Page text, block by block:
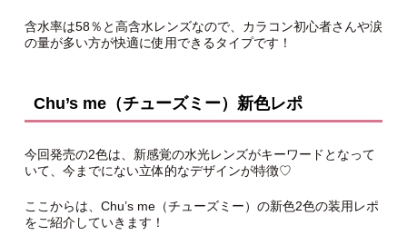
含水率は58％と高含水レンズなので、カラコン初心者さんや涙
の量が多い方が快適に使用できるタイプです！
Chu’s me（チューズミー）新色レポ
今回発売の2色は、新感覚の水光レンズがキーワードとなって
いて、今までにない立体的なデザインが特徴♡
ここからは、Chu’s me（チューズミー）の新色2色の装用レポ
をご紹介していきます！